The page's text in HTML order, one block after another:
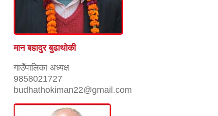
मान बहादुर बुढाथाेकी
गाउँपालिका अध्यक्ष
9858021727
budhathokiman22@gmail.com